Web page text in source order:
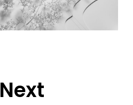
Next